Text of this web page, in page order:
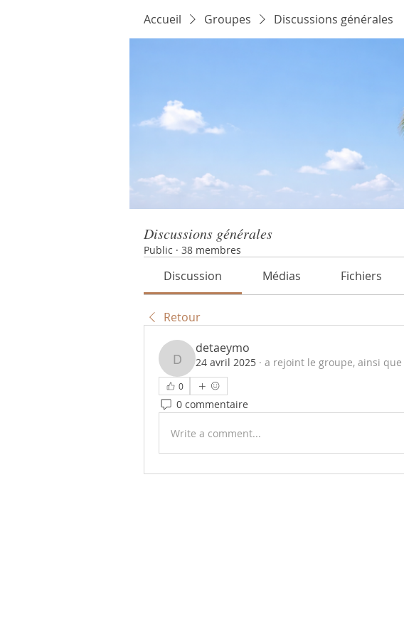
Accueil Groupes Discussions générales
Discussions générales
Public · 38 membres
Discussion Médias Fichiers
Retour
detaeymo
detaeymo
24 avril 2025 · a rejoint le groupe, ainsi que
0
0 commentaire
Write a comment...